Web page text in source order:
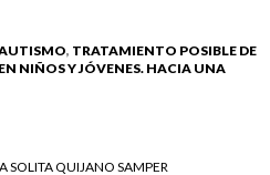
, TRATAMIENTO POSIBLE DE
NIÑOS Y JÓVENES. HACIA UNA
SOLITA QUIJANO SAMPER